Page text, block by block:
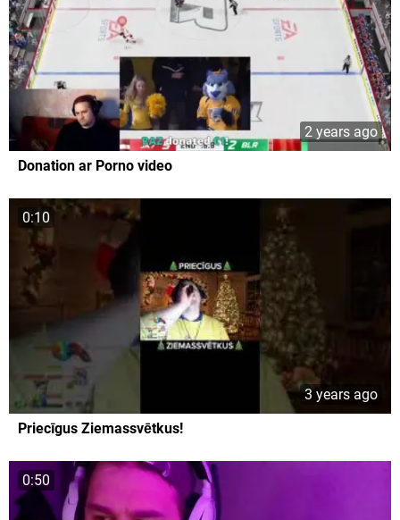
2 years ago
Donation ar Porno video
0:10
3 years ago
Priecīgus Ziemassvētkus!
0:50